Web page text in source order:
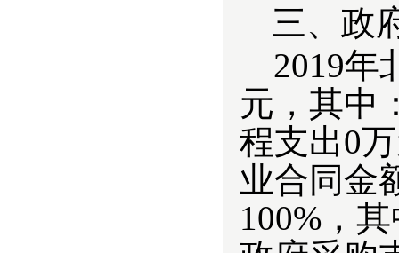
三、政
2019年
元，其中
程支出0
业合同金
100%，